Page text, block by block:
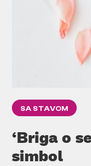
SA STAVOM
‘Briga o
simbol